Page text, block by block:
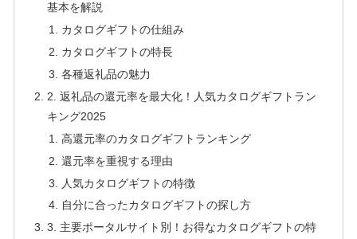
基本を解説
カタログギフトの仕組み
カタログギフトの特長
各種返礼品の魅力
2. 返礼品の還元率を最大化！人気カタログギフトラン
キング2025
高還元率のカタログギフトランキング
還元率を重視する理由
人気カタログギフトの特徴
自分に合ったカタログギフトの探し方
3. 主要ポータルサイト別！お得なカタログギフトの特